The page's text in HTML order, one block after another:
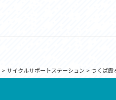
>サイクルサポートステーション>つくば霞